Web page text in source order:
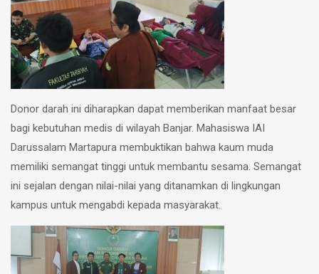
Donor darah ini diharapkan dapat memberikan manfaat besar
bagi kebutuhan medis di wilayah Banjar. Mahasiswa IAI
Darussalam Martapura membuktikan bahwa kaum muda
memiliki semangat tinggi untuk membantu sesama. Semangat
ini sejalan dengan nilai-nilai yang ditanamkan di lingkungan
kampus untuk mengabdi kepada masyarakat.